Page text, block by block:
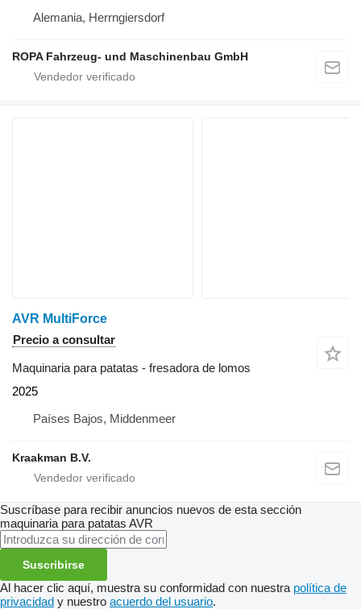
Alemania, Herrngiersdorf
ROPA Fahrzeug- und Maschinenbau GmbH
AVR MultiForce
Precio a consultar
Maquinaria para patatas - fresadora de lomos
2025
Países Bajos, Middenmeer
Kraakman B.V.
Suscríbase para recibir anuncios nuevos de esta sección
maquinaria para patatas AVR
Suscribirse
Al hacer clic aquí, muestra su conformidad con nuestra política de
privacidad y nuestro acuerdo del usuario.